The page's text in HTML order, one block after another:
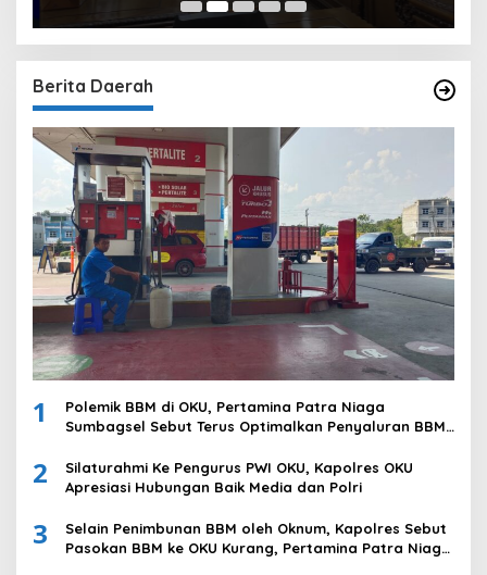
Berita Daerah
1
Polemik BBM di OKU, Pertamina Patra Niaga
Sumbagsel Sebut Terus Optimalkan Penyaluran BBM
Komering Ulu
2
Silaturahmi Ke Pengurus PWI OKU, Kapolres OKU
Apresiasi Hubungan Baik Media dan Polri
3
Selain Penimbunan BBM oleh Oknum, Kapolres Sebut
Pasokan BBM ke OKU Kurang, Pertamina Patra Niaga